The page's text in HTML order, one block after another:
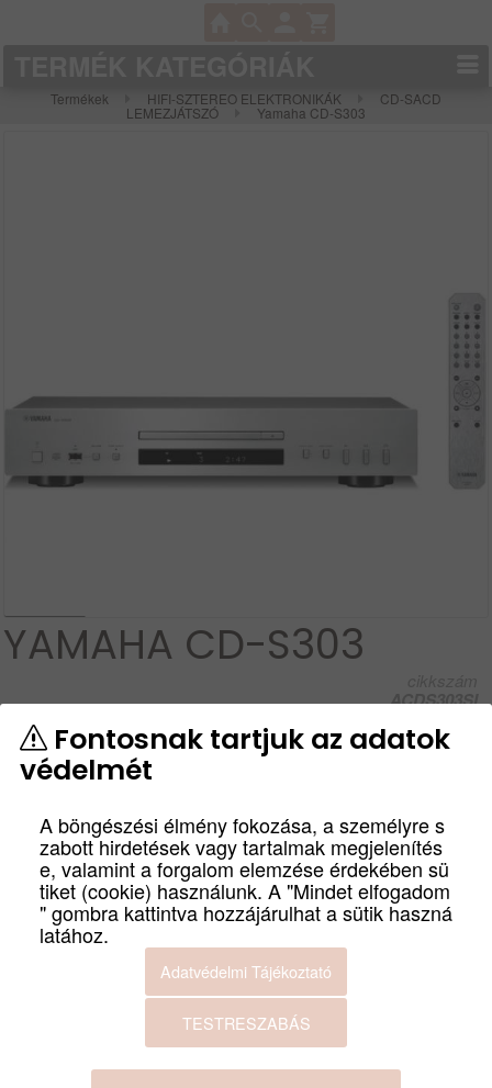
Termékek HIFI-SZTEREO ELEKTRONIKÁK CD-SACD
LEMEZJÁTSZÓ Yamaha CD-S303
YAMAHA CD-S303
ACDS303SI
Ez a kiváló minőségű CD-lejátszó könnyen kezelhető és
olyan speciális funkciókkal rendelkezik, mint a Pure Direct,
az Intelligens digitális szervo, az USB és az
Termék leírás
Bruttó:
164 900Ft
Nettó:
129 843Ft
EZÜST
kosárba
Fontosnak tartjuk az adatok
védelmét
A böngészési élmény fokozása, a személyre s
zabott hirdetések vagy tartalmak megjelenítés
e, valamint a forgalom elemzése érdekében sü
tiket (cookie) használunk. A "Mindet elfogadom
" gombra kattintva hozzájárulhat a sütik haszná
latához.
Adatvédelmi Tájékoztató
TESTRESZABÁS